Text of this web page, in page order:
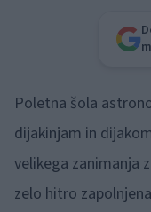
Poletna šola
dijakinjam in
velikega zanimanja
zelo hitro